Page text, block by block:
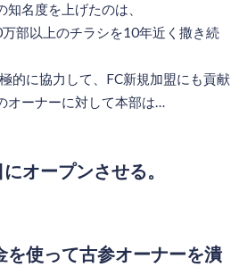
名度を上げたのは、
部以上のチラシを10年近く撒き続
的に協力して、FC新規加盟にも貢献
オーナーに対して本部は…
オープンさせる。
を使って古参オーナーを潰